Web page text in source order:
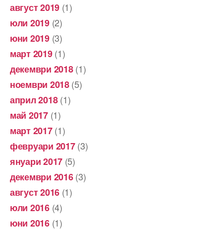
август 2019 (1)
юли 2019(2)
юни 2019(3)
март 2019(1)
декември 2018(1)
ноември 2018(5)
април 2018(1)
май 2017(1)
март 2017(1)
февруари 2017(3)
януари 2017 (5)
декември 2016(3)
август 2016 (1)
юли 2016(4)
юни 2016(1)